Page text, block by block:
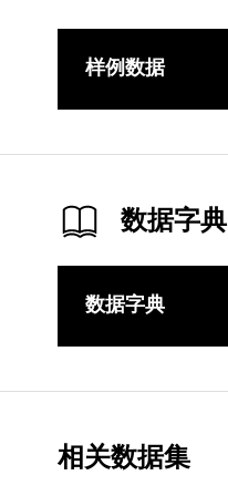
样例数据
数据字典
数据字典
相关数据集